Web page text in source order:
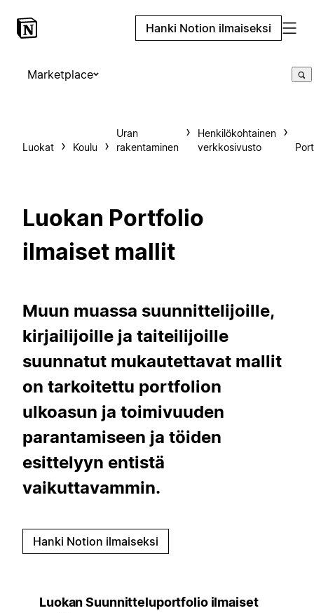
Hanki Notion ilmaiseksi
Marketplace
Luokat Koulu
Uran
rakentaminen
Henkilökohtainen
verkkosivusto
Luokan Portfolio
ilmaiset mallit
Muun muassa suunnittelijoille,
kirjailijoille ja taiteilijoille
suunnatut mukautettavat mallit
on tarkoitettu portfolion
ulkoasun ja toimivuuden
parantamiseen ja töiden
esittelyyn entistä
vaikuttavammin.
Hanki Notion ilmaiseksi
Luokan Suunnitteluportfolio ilmaiset